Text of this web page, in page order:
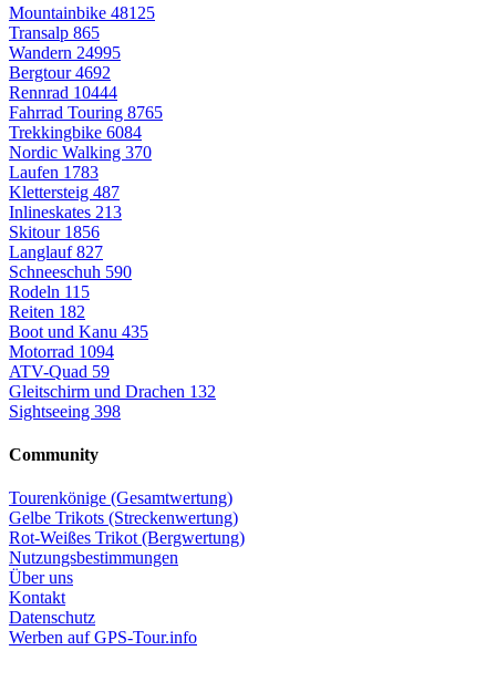
Mountainbike 48125
Transalp 865
Wandern 24995
Bergtour4692
Rennrad 10444
Fahrrad Touring 8765
Trekkingbike 6084
Nordic Walking 370
Laufen 1783
Klettersteig 487
Inlineskates 213
Skitour 1856
Langlauf827
Schneeschuh 590
Rodeln 115
Reiten 182
Boot und Kanu 435
Motorrad 1094
ATV-Quad 59
Gleitschirm und Drachen 132
Sightseeing 398
Community
Tourenkönige (Gesamtwertung)
Gelbe Trikots (Streckenwertung)
Rot-Weißes Trikot (Bergwertung)
Nutzungsbestimmungen
Über uns
Kontakt
Datenschutz
Werben auf GPS-Tour.info